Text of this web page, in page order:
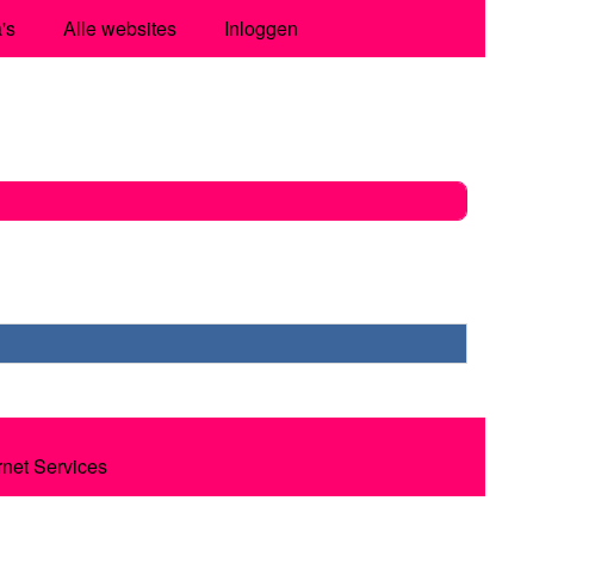
Alle websites Inloggen
Services